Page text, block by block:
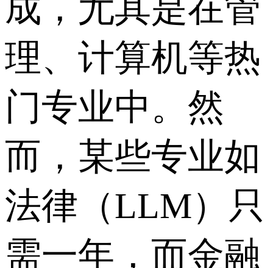
成，尤其是在管
理、计算机等热
门专业中。然
而，某些专业如
法律（LLM）只
需一年，而金融